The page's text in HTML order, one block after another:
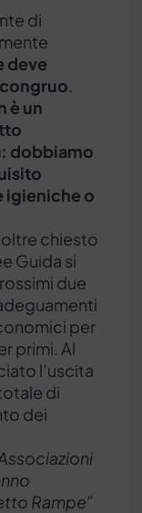
di
deve
.
è un
dobbiamo
igieniche o
chiesto
Guida si
due
per
primi. Al
l’uscita
di
dei
Rampe”